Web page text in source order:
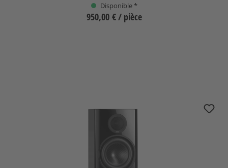
Disponible *
950,00 €/ pièce